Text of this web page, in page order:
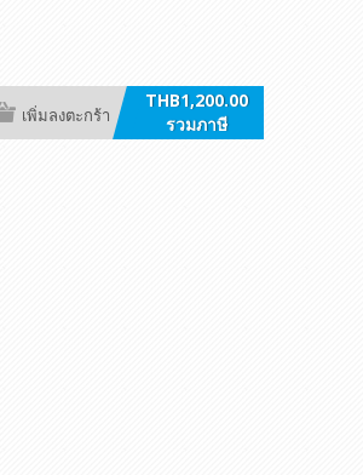
THB1,200.00
รวมภาษี
เพิ่มลงตะกร้า